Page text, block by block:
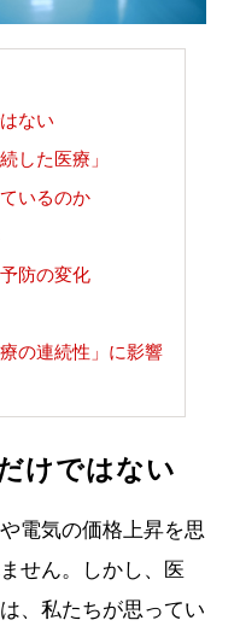
ない
した医療」
いるのか
防の変化
の連続性」に影響
けではない
電気の価格上昇を思
せん。しかし、医
、私たちが思ってい